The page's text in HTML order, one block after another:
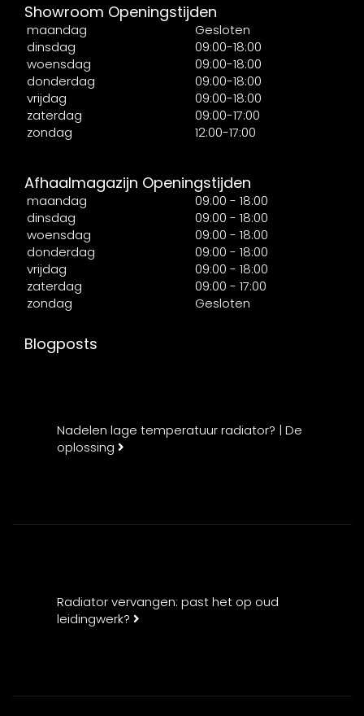
Showroom Openingstijden
maandag
Gesloten
dinsdag
09:00-18:00
woensdag
09:00-18:00
donderdag
09:00-18:00
vrijdag
09:00-18:00
zaterdag
09:00-17:00
zondag
12:00-17:00
Afhaalmagazijn Openingstijden
maandag
09:00 - 18:00
dinsdag
09:00 - 18:00
woensdag
09:00 - 18:00
donderdag
09:00 - 18:00
vrijdag
09:00 - 18:00
zaterdag
09:00 - 17:00
zondag
Gesloten
Blogposts
Nadelen lage temperatuur radiator? | De
oplossing
Radiator vervangen: past het op oud
leidingwerk?